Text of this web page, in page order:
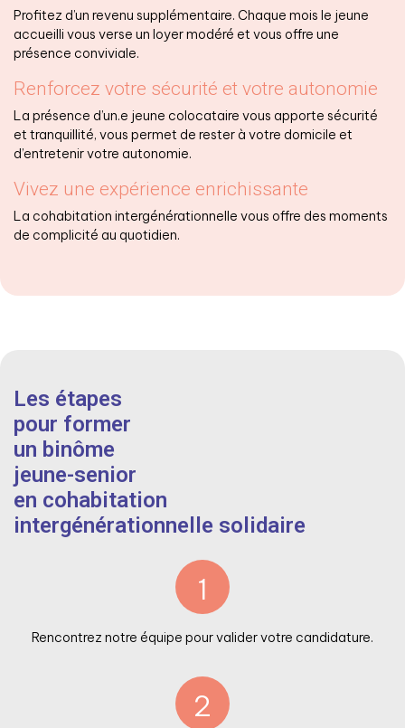
Profitez d’un revenu supplémentaire. Chaque mois le jeune
accueilli vous verse un loyer modéré et vous offre une
présence conviviale.
Renforcez votre sécurité et votre autonomie
La présence d’un.e jeune colocataire vous apporte sécurité
et tranquillité, vous permet de rester à votre domicile et
d’entretenir votre autonomie.
Vivez une expérience enrichissante
La cohabitation intergénérationnelle vous offre des moments
de complicité au quotidien.
Les étapes
pour former
un binôme
jeune-senior
en cohabitation
intergénérationnelle solidaire
1
Rencontrez notre équipe pour valider votre candidature.
2